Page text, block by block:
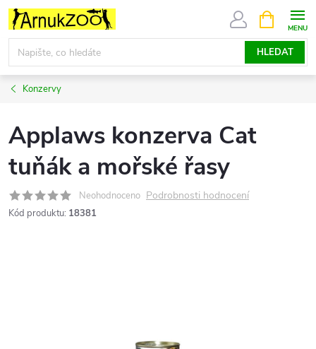
Přejít
obsah
HLEDAT
NÁKUPNÍ
KOŠÍK
Konzervy
Applaws konzerva Cat
tuňák a mořské řasy
Neohodnoceno Podrobnosti hodnocení
Kód produktu: 18381